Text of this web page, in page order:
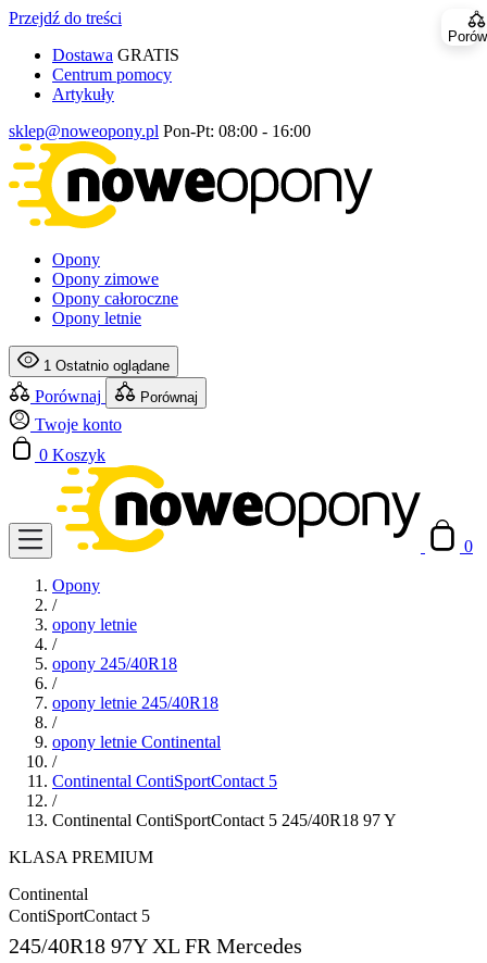
Przejdź do treści
Dostawa GRATIS
Centrum pomocy
Artykuły
sklep@noweopony.pl Pon-Pt: 08:00 - 16:00
Opony
Opony zimowe
Opony całoroczne
Opony letnie
1 Ostatnio oglądane
Porównaj Porównaj
Twoje konto
0 Koszyk
0
Opony
/
opony letnie
/
opony 245/40R18
/
opony letnie 245/40R18
/
opony letnie Continental
/
Continental ContiSportContact 5
/
Continental ContiSportContact 5 245/40R18 97 Y
KLASA PREMIUM
Continental
ContiSportContact 5
245/40R18 97Y XL FR Mercedes